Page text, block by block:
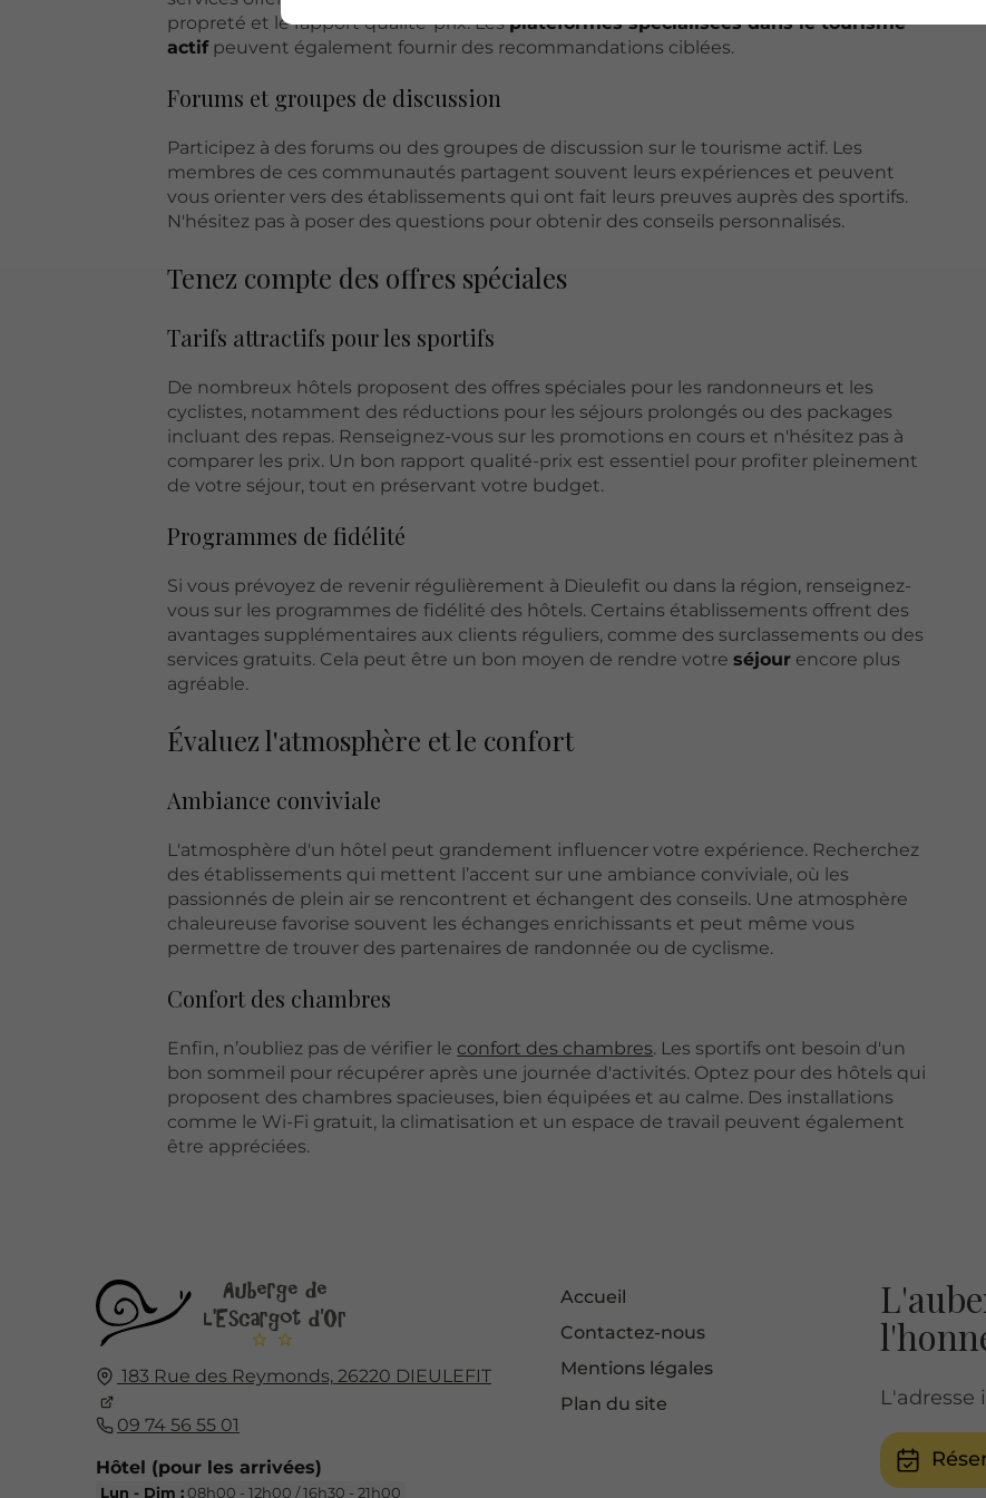
propreté et le rapport qualité-prix. Lesplateformes spécialisées dans le tourisme
actifpeuvent également fournir des recommandations ciblées.
Forums et groupes de discussion
Participez à des forums ou des groupes de discussion sur le tourisme actif. Les
membres de ces communautés partagent souvent leurs expériences et peuvent
vous orienter vers des établissements qui ont fait leurs preuves auprès des sportifs.
N'hésitez pas à poser des questions pour obtenir des conseils personnalisés.
Tenez compte des offres spéciales
Tarifs attractifs pour les sportifs
De nombreux hôtels proposent des offres spéciales pour les randonneurs et les
cyclistes, notamment des réductions pour les séjours prolongés ou des packages
incluant des repas. Renseignez-vous sur les promotions en cours et n'hésitez pas à
comparer les prix. Un bon rapport qualité-prix est essentiel pour profiter pleinement
de votre séjour, tout en préservant votre budget.
Programmes de fidélité
Si vous prévoyez de revenir régulièrement à Dieulefit ou dans la région, renseignez-
vous sur les programmes de fidélité des hôtels. Certains établissements offrent des
avantages supplémentaires aux clients réguliers, comme des surclassements ou des
services gratuits. Cela peut être un bon moyen de rendre votreséjour encore plus
agréable.
Évaluez l'atmosphère et le confort
Ambiance conviviale
L'atmosphère d'un hôtel peut grandement influencer votre expérience. Recherchez
des établissements qui mettent l’accent sur une ambiance conviviale, où les
passionnés de plein air se rencontrent et échangent des conseils. Une atmosphère
chaleureuse favorise souvent les échanges enrichissants et peut même vous
permettre de trouver des partenaires de randonnée ou de cyclisme.
Confort des chambres
Enfin, n’oubliez pas de vérifier le confort des chambres. Les sportifs ont besoin d'un
bon sommeil pour récupérer après une journée d'activités. Optez pour des hôtels qui
proposent des chambres spacieuses, bien équipées et au calme. Des installations
comme le Wi-Fi gratuit, la climatisation et un espace de travail peuvent également
être appréciées.
183 Rue des Reymonds, 26220 DIEULEFIT
09 74 56 55 01
Hôtel (pour les arrivées)
Lun - Dim :08h00 - 12h00 / 16h30 - 21h00
Accueil
Contactez-nous
Mentions légales
Plan du site
L'adresse